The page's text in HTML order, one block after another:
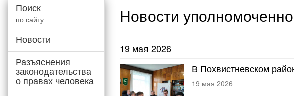
Поиск
по сайту
Новости
Разъяснения
законодательства
о правах человека
Новости
19 мая 2026
В Похвистневском
19 мая 2026